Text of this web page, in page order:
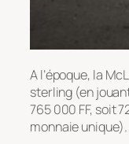
A l’époque, la
sterling (en
765 000 FF, soit
monnaie unique).